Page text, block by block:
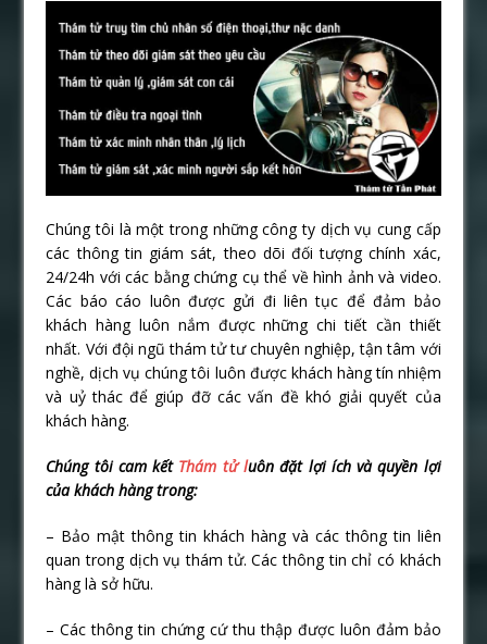
Chúng tôi là một trong những công ty dịch vụ cung cấp
các thông tin giám sát, theo dõi đối tượng chính xác,
24/24h với các bằng chứng cụ thể về hình ảnh và video.
Các báo cáo luôn được gửi đi liên tục để đảm bảo
khách hàng luôn nắm được những chi tiết cần thiết
nhất. Với đội ngũ thám tử tư chuyên nghiệp, tận tâm với
nghề, dịch vụ chúng tôi luôn được khách hàng tín nhiệm
và uỷ thác để giúp đỡ các vấn đề khó giải quyết của
khách hàng.
Chúng tôi cam kết Thám tử luôn đặt lợi ích và quyền lợi
của khách hàng trong:
– Bảo mật thông tin khách hàng và các thông tin liên
quan trong dịch vụ thám tử. Các thông tin chỉ có khách
hàng là sở hữu.
– Các thông tin chứng cứ thu thập được luôn đảm bảo